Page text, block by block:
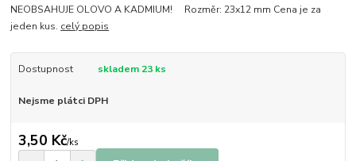
NEOBSAHUJE OLOVO A KADMIUM! Rozměr: 23x12 mm Cena je za
jeden kus. celý popis
Dostupnost skladem 23 ks
Nejsme plátci DPH
3,50 Kč/ks